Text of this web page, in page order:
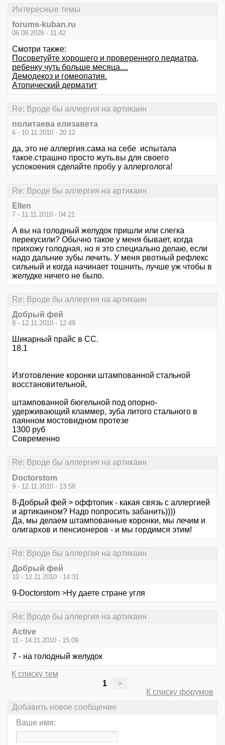
Интересные темы
forums-kuban.ru
06.08.2026 - 11:42
Смотри также:
Посоветуйте хорошего и проверенного педиатра,
ребенку чуть больше месяца....
Демодекоз и гомеопатия.
Атопический дерматит
Re: Вроде бы аллергия на артикаин
политаева елизавета
6 - 10.11.2010 - 20:12
да, это не аллергия.сама на себе испытала
такое.страшно просто жуть.вы для своего
успокоения сделайте пробу у аллерголога!
Re: Вроде бы аллергия на артикаин
Ellen
7 - 11.11.2010 - 04:21
А вы на голодный желудок пришли или слегка
перекусили? Обычно такое у меня бывает, когда
прихожу голодная, но я это специально делаю, если
надо дальние зубы лечить. У меня рвотный рефлекс
сильный и когда начинает тошнить, лучше уж чтобы в
желудке ничего не было.
Re: Вроде бы аллергия на артикаин
Добрый фей
8 - 12.11.2010 - 12:49
Шикарный прайс в СС.
18.1
Изготовление коронки штампованной стальной
восстановительной,
штампованной бюгельной под опорно-
удерживающий кламмер, зуба литого стального в
паянном мостовидном протезе
1300 руб
Современно
Re: Вроде бы аллергия на артикаин
Doctorstom
9 - 12.11.2010 - 13:58
8-Добрый фей > оффтопик - какая связь с аллергией
и артикаином? Надо попросить забанить))))
Да, мы делаем штампованные коронки, мы лечим и
олигархов и пенсионеров - и мы гордимся этим!
Re: Вроде бы аллергия на артикаин
Добрый фей
10 - 12.11.2010 - 14:31
9-Doctorstom >Ну даете стране угля
Re: Вроде бы аллергия на артикаин
Active
11 - 14.11.2010 - 15:09
7 - на голодный желудок
К списку тем
1
>
К списку форумов
Добавить новое сообщение
Ваше имя: